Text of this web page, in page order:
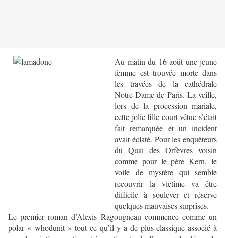
Au matin du 16 août une jeune
femme est trouvée morte dans
les travées de la cathédrale
Notre-Dame de Paris. La veille,
lors de la procession mariale,
cette jolie fille court vêtue s’était
fait remarquée et un incident
avait éclaté. Pour les enquêteurs
du Quai des Orfèvres voisin
comme pour le père Kern, le
voile de mystère qui semble
recouvrir la victime va être
difficile à soulever et réserve
quelques mauvaises surprises.
Le premier roman d’Alexis Ragougneau commence comme un
polar « whodunit » tout ce qu’il y a de plus classique associé à